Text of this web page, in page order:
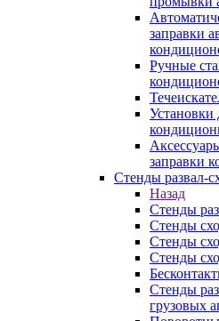
заправки
Ручные
заправки
Стенды развал-
Назад
Стенды
Стенды
Стенды
Стенды
Стенды
грузовых